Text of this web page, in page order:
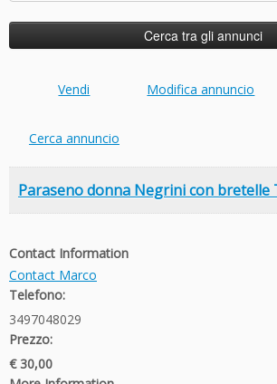
Vendi Modifica annuncio
Cerca annuncio
Paraseno donna Negrini con bretelle
Contact Information
Contact Marco
Telefono:
3497048029
Prezzo:
€ 30,00